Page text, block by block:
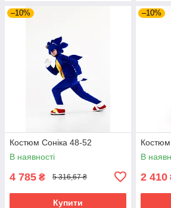
–10%
Костюм Соніка 48-52
В наявності
4 785 ₴ 5 316,67 ₴
Купити
–10%
В
2 410